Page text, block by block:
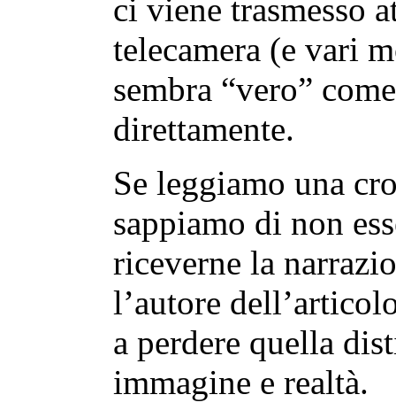
ci viene trasmesso
telecamera (e vari
sembra “vero”
direttamente.
Se leggiamo una
sappiamo di non
riceverne la
l’autore
a perdere quella
immagine e realtà.